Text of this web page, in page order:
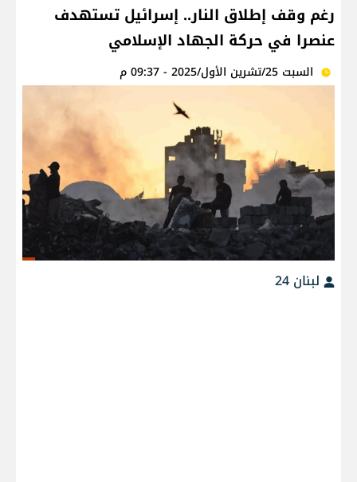
رغم وقف إطلاق النار.. إسرائيل تستهدف
عنصرا في حركة الجهاد الإسلامي
السبت 25/تشرين الأول/2025 - 09:37 م
لبنان 24